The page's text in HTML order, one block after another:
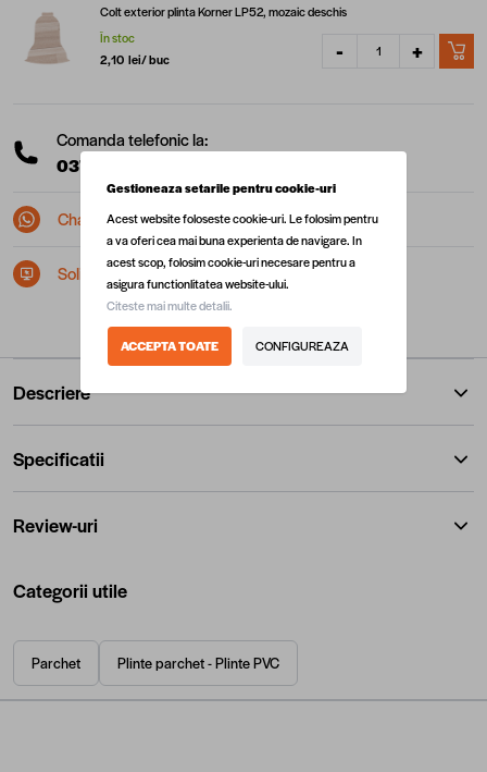
Colt exterior plinta Korner LP52, mozaic deschis
În stoc
2,10 lei/ buc - +
Comanda telefonic la:
0377 10 22 22
Chat pe Whatsapp
Solicita postare in SEAP/SICAP
Descriere
Specificatii
Review-uri
Categorii utile
Parchet Plinte parchet - Plinte PVC
Gestioneaza setarile pentru cookie-uri
Acest website foloseste cookie-uri. Le folosim pentru
a va oferi cea mai buna experienta de navigare. In
acest scop, folosim cookie-uri necesare pentru a
asigura functionlitatea website-ului.
Citeste mai multe detalii.
ACCEPTA TOATE CONFIGUREAZA